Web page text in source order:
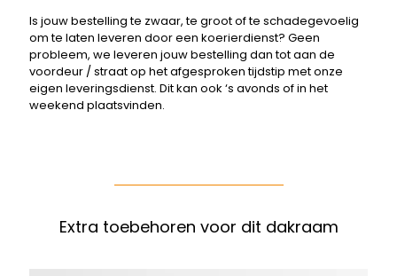
Is jouw bestelling te zwaar, te groot of te schadegevoelig
om te laten leveren door een koerierdienst? Geen
probleem, we leveren jouw bestelling dan tot aan de
voordeur / straat op het afgesproken tijdstip met onze
eigen leveringsdienst. Dit kan ook ‘s avonds of in het
weekend plaatsvinden.
Extra toebehoren voor dit dakraam